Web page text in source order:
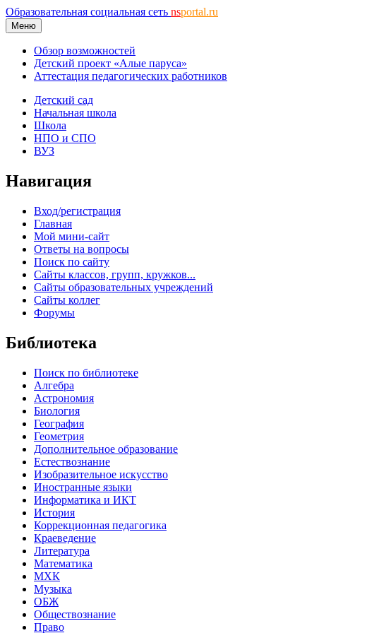
Образовательная социальная сеть nsportal.ru
Меню
Обзор возможностей
Детский проект «Алые паруса»
Аттестация педагогических работников
Детский сад
Начальная школа
Школа
НПО и СПО
ВУЗ
Навигация
Вход/регистрация
Главная
Мой мини-сайт
Ответы на вопросы
Поиск по сайту
Сайты классов, групп, кружков...
Сайты образовательных учреждений
Сайты коллег
Форумы
Библиотека
Поиск по библиотеке
Алгебра
Астрономия
Биология
География
Геометрия
Дополнительное образование
Естествознание
Изобразительное искусство
Иностранные языки
Информатика и ИКТ
История
Коррекционная педагогика
Краеведение
Литература
Математика
МХК
Музыка
ОБЖ
Обществознание
Право